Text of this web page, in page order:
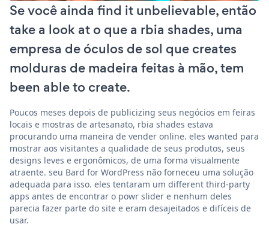
Se você ainda find it unbelievable, então
take a look at o que a rbia shades, uma
empresa de óculos de sol que creates
molduras de madeira feitas à mão, tem
been able to create.
Poucos meses depois de publicizing seus negócios em feiras
locais e mostras de artesanato, rbia shades estava
procurando uma maneira de vender online. eles wanted para
mostrar aos visitantes a qualidade de seus produtos, seus
designs leves e ergonômicos, de uma forma visualmente
atraente. seu Bard for WordPress não forneceu uma solução
adequada para isso. eles tentaram um different third-party
apps antes de encontrar o powr slider e nenhum deles
parecia fazer parte do site e eram desajeitados e difíceis de
usar.